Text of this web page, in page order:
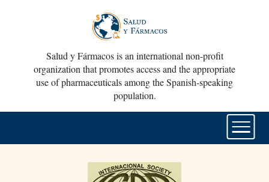
Salud y Fármacos is an international non-profit
organization that promotes access and the appropriate
use of pharmaceuticals among the Spanish-speaking
population.